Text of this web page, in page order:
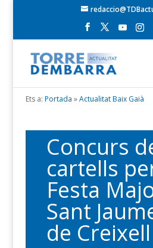
Ets a: Portada »Actualitat Baix Gaià
Concurs
cartells
Festa
Sant
de Creixell